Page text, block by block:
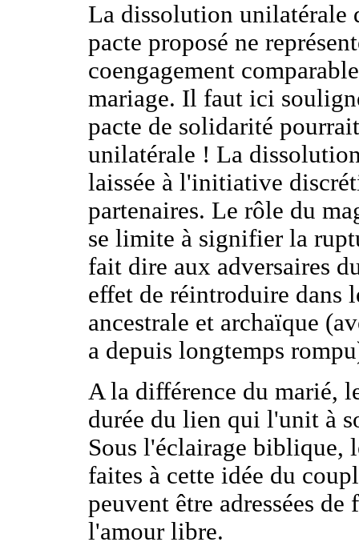
La dissolution unilatérale
pacte proposé ne
coengagement
mariage. Il faut ici
pacte de solidarité
unilatérale ! La
laissée à l'initiative
partenaires. Le rôle du
se limite à signifier la
fait dire aux adversaires
effet de réintroduire dans
ancestrale et archaïque
a depuis longtemps
A la différence du marié,
durée du lien qui l'unit à
Sous l'éclairage biblique,
faites à cette idée du
peuvent être adressées
l'amour libre.